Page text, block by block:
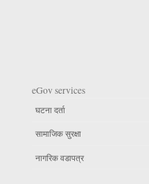
eGov services
घटना दर्ता
सामाजिक सुरक्षा
नागरिक वडापत्र